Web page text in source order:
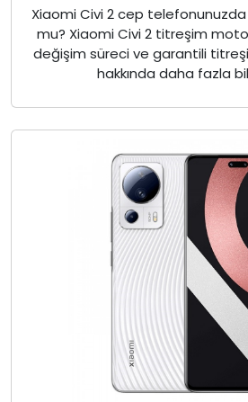
Xiaomi Civi 2 cep telefonunuzda
mu? Xiaomi Civi 2 titreşim
değişim süreci ve garantili
hakkında daha fazla